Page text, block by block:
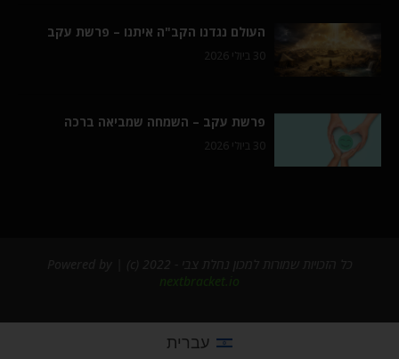
העולם נגדנו הקב"ה איתנו – פרשת עקב
30 ביולי 2026
פרשת עקב – השמחה שמביאה ברכה
30 ביולי 2026
nextbracket.io
עברית